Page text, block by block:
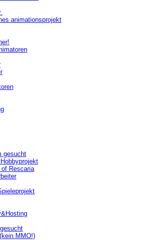
animationsprojekt
gesucht
Rescaria
MMO!)